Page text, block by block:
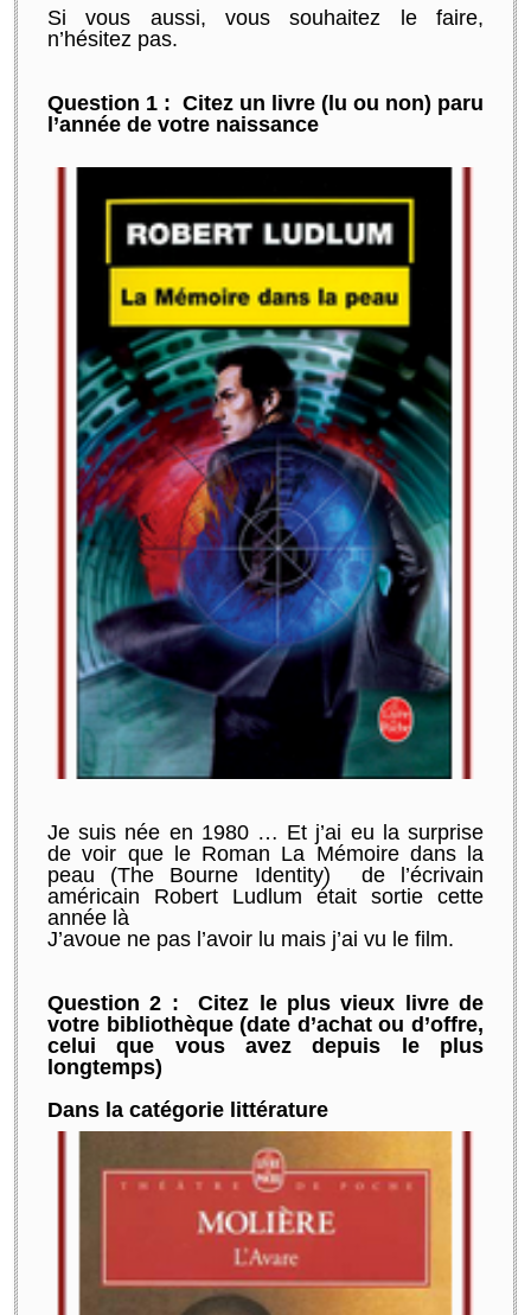
Si vous aussi, vous souhaitez le faire,
n’hésitez pas.
Question 1 : Citez un livre (lu ou non) paru
l’année de votre naissance
Je suis née en 1980 … Et j’ai eu la surprise
de voir que le Roman La Mémoire dans la
peau (The Bourne Identity) de l’écrivain
américain Robert Ludlum était sortie cette
année là
J’avoue ne pas l’avoir lu mais j’ai vu le film.
Question 2 : Citez le plus vieux livre de
votre bibliothèque (date d’achat ou d’offre,
celui que vous avez depuis le plus
longtemps)
Dans la catégorie littérature